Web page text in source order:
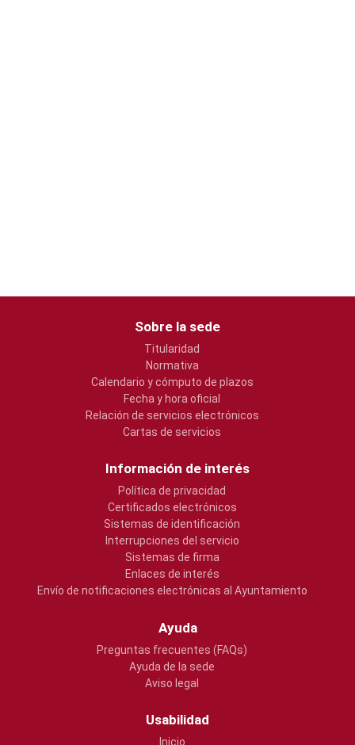
Sobre la sede
Titularidad
Normativa
Calendario y cómputo de plazos
Fecha y hora oficial
Relación de servicios electrónicos
Cartas de servicios
Información de interés
Política de privacidad
Certificados electrónicos
Sistemas de identificación
Interrupciones del servicio
Sistemas de firma
Enlaces de interés
Envío de notificaciones electrónicas al Ayuntamiento
Ayuda
Preguntas frecuentes (FAQs)
Ayuda de la sede
Aviso legal
Usabilidad
Inicio